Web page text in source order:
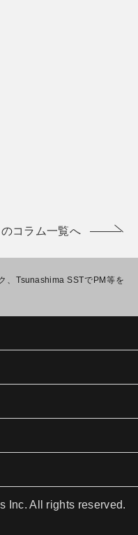
コラム一覧へ
、Tsunashima SSTでPM等を
Inc. All rights reserved.